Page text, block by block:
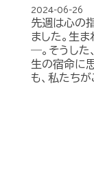
2024-06-26
先週は心の
ました。生
―。そうした
生の宿命に
も、私たち